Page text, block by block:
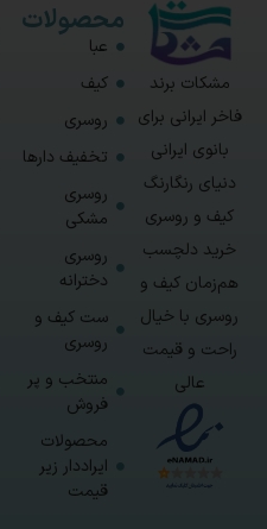
مشکات برند
فاخر ایرانی برای
بانوی ایرانی
دنیای رنگارنگ
کیف و روسری
خرید دلچسب
هم‌زمان کیف و
روسری با خیال
راحت و قیمت
عالی
محصولات
عبا
کیف
روسری
تخفیف دارها
روسری
مشکی
روسری
دخترانه
ست کیف و
روسری
منتخب و پر
فروش
محصولات
ایراددار زیر
قیمت